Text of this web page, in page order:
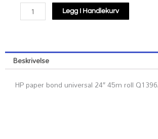
HP
paper
24"
45m
Q1396A
Legg I Handlekurv
Beskrivelse
HP paper bond universal 24″ 45m roll